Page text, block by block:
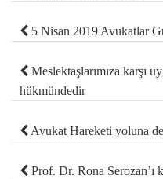
5 Nisan 2019 Avukatlar
Meslektaşlarımıza karşı
hükmündedir
Avukat Hareketi yoluna
Prof. Dr. Rona Serozan’ı